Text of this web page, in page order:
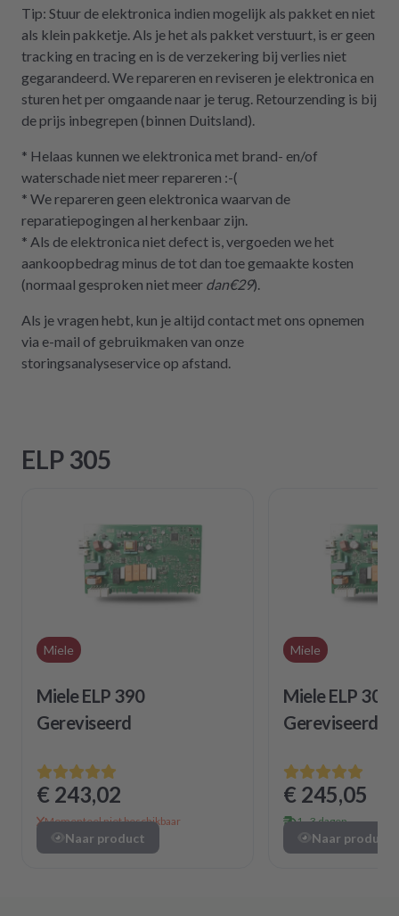
Tip: Stuur de elektronica indien mogelijk als pakket en niet
als klein pakketje. Als je het als pakket verstuurt, is er geen
tracking en tracing en is de verzekering bij verlies niet
gegarandeerd. We repareren en reviseren je elektronica en
sturen het per omgaande naar je terug. Retourzending is bij
de prijs inbegrepen (binnen Duitsland).
* Helaas kunnen we elektronica met brand- en/of
waterschade niet meer repareren :-(
* We repareren geen elektronica waarvan de
reparatiepogingen al herkenbaar zijn.
* Als de elektronica niet defect is, vergoeden we het
aankoopbedrag minus de tot dan toe gemaakte kosten
(normaal gesproken niet meer dan€29).
Als je vragen hebt, kun je altijd contact met ons opnemen
via e-mail of gebruikmaken van onze
storingsanalyseservice op afstand.
ELP 305
Miele
Miele ELP 390
Gereviseerd
€ 243,02
Momenteel niet beschikbaar
Naar product
Miele
Miele ELP 305
Gereviseerd
€ 245,05
1 - 3 dagen
Naar product